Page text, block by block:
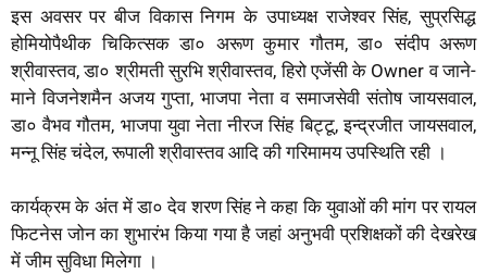
इस अवसर पर बीज विकास निगम के उपाध्यक्ष राजेश्वर सिंह, सुप्रसिद्ध
होमियोपैथीक चिकित्सक डा० अरूण कुमार गौतम, डा० संदीप अरूण
श्रीवास्तव, डा० श्रीमती सुरभि श्रीवास्तव, हिरो एजेंसी के Owner व जाने-
माने विजनेशमैन अजय गुप्ता, भाजपा नेता व समाजसेवी संतोष जायसवाल,
डा० वैभव गौतम, भाजपा युवा नेता नीरज सिंह बिट्टू, इन्द्रजीत जायसवाल,
मन्नू सिंह चंदेल, रूपाली श्रीवास्तव आदि की गरिमामय उपस्थिति रही ।
कार्यक्रम के अंत में डा० देव शरण सिंह ने कहा कि युवाओं की मांग पर रायल
फिटनेस जोन का शुभारंभ किया गया है जहां अनुभवी प्रशिक्षकों की देखरेख
में जीम सुविधा मिलेगा ।